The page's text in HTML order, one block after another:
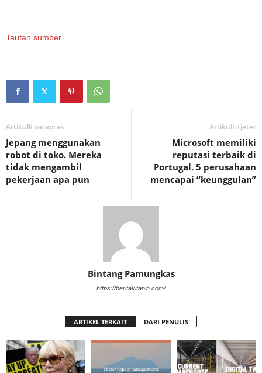
Tautan sumber
Artikulli paraprak
Jepang menggunakan
robot di toko. Mereka
tidak mengambil
pekerjaan apa pun
Artikulli tjetër
Microsoft memiliki
reputasi terbaik di
Portugal. 5 perusahaan
mencapai “keunggulan”
Bintang Pamungkas
https://beritakitanih.com/
ARTIKEL TERKAIT DARI PENULIS